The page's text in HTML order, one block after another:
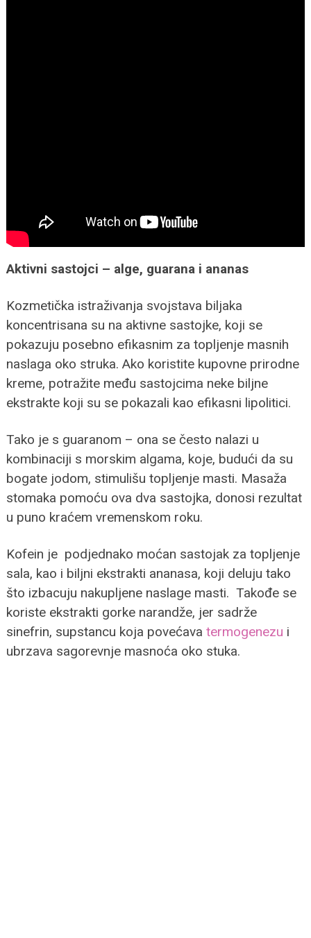
Aktivni sastojci – alge, guarana i ananas
Kozmetička istraživanja svojstava biljaka
koncentrisana su na aktivne sastojke, koji se
pokazuju posebno efikasnim za topljenje masnih
naslaga oko struka. Ako koristite kupovne prirodne
kreme, potražite među sastojcima neke biljne
ekstrakte koji su se pokazali kao efikasni lipolitici.
Tako je s guaranom – ona se često nalazi u
kombinaciji s morskim algama, koje, budući da su
bogate jodom, stimulišu topljenje masti. Masaža
stomaka pomoću ova dva sastojka, donosi rezultat
u puno kraćem vremenskom roku.
Kofein je podjednako moćan sastojak za topljenje
sala, kao i biljni ekstrakti ananasa, koji deluju tako
što izbacuju nakupljene naslage masti. Takođe se
koriste ekstrakti gorke narandže, jer sadrže
sinefrin, supstancu koja povećava termogenezu i
ubrzava sagorevnje masnoća oko stuka.